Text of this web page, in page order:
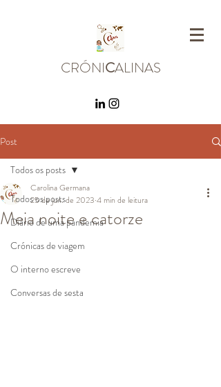
CRÓNICALINAS
Post
Todos os posts
Diário de uma pandemia
Crónicas de viagem
O interno escreve
Conversas de sesta
Todos os posts
Meia noite e catorze
Carolina Germana
25 de jun. de 2023 4 min de leitura